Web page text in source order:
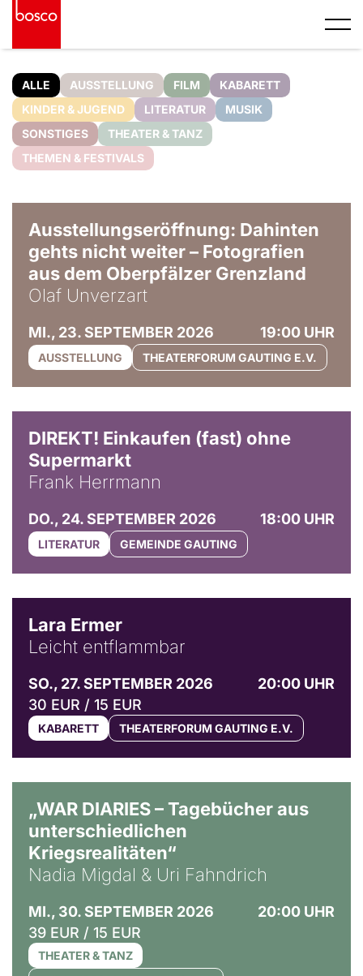
ALLE AUSSTELLUNG FILM
KABARETT
KINDER & JUGEND
LITERATUR
MUSIK
SONSTIGES
THEATER & TANZ
THEMEN & FESTIVALS
Ausstellungseröffnung: Dahinten
gehts nicht weiter – Fotografien
aus dem Oberpfälzer Grenzland
Olaf Unverzart
MI., 23. SEPTEMBER 2026 19:00 UHR
AUSSTELLUNG THEATERFORUM GAUTING E.V.
DIREKT! Einkaufen (fast) ohne
Supermarkt
Frank Herrmann
DO., 24. SEPTEMBER 2026 18:00 UHR
LITERATUR GEMEINDE GAUTING
Lara Ermer
Leicht entflammbar
SO., 27. SEPTEMBER 2026
20:00 UHR
30 EUR / 15 EUR
KABARETT THEATERFORUM GAUTING E.V.
„WAR DIARIES – Tagebücher aus
unterschiedlichen
Kriegsrealitäten“
Nadia Migdal & Uri Fahndrich
MI., 30. SEPTEMBER 2026
20:00 UHR
39 EUR / 15 EUR
THEATER & TANZ